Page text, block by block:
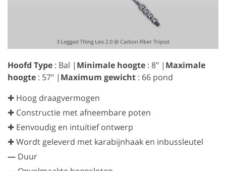
Hoofd Type : Bal | Minimale hoogte : 8" | Maximale
hoogte : 57" | Maximum gewicht : 66 pond
✚ Hoog draagvermogen
✚ Constructie met afneembare poten
✚ Eenvoudig en intuïtief ontwerp
✚ Wordt geleverd met karabijnhaak en inbussleutel
— Duur